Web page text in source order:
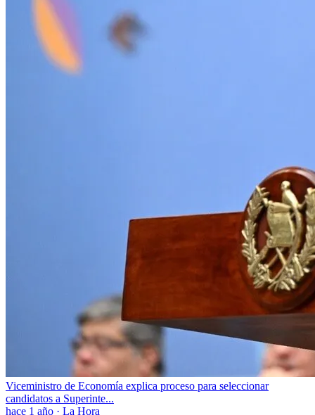
Viceministro de Economía explica proceso para seleccionar
candidatos a Superinte...
hace 1 año · La Hora